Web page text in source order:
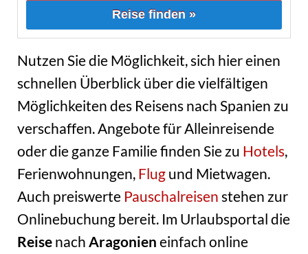
Reise finden »
Nutzen Sie die Möglichkeit, sich hier einen
schnellen Überblick über die vielfältigen
Möglichkeiten des Reisens nach Spanien zu
verschaffen. Angebote für Alleinreisende
oder die ganze Familie finden Sie zu Hotels,
Ferienwohnungen,Flugund Mietwagen.
Auch preiswertePauschalreisenstehen zur
Onlinebuchung bereit. Im Urlaubsportal die
ReisenachAragonieneinfach online